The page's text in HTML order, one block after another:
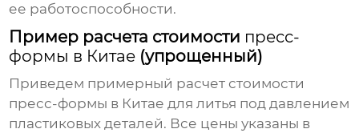
ее работоспособности.
Пример расчета стоимости пресс-
формы в Китае (упрощенный)
Приведем примерный расчет стоимости
пресс-формы в Китае для литья под давлением
пластиковых деталей. Все цены указаны в